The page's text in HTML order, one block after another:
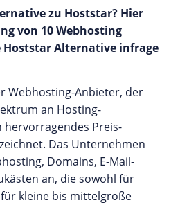
zu Hoststar? Hier
von 10 Webhosting
Hoststar Alternative infrage
Webhosting-Anbieter, der
an Hosting-
Preis-
Das Unternehmen
Domains, E-Mail-
an, die sowohl für
kleine bis mittelgroße